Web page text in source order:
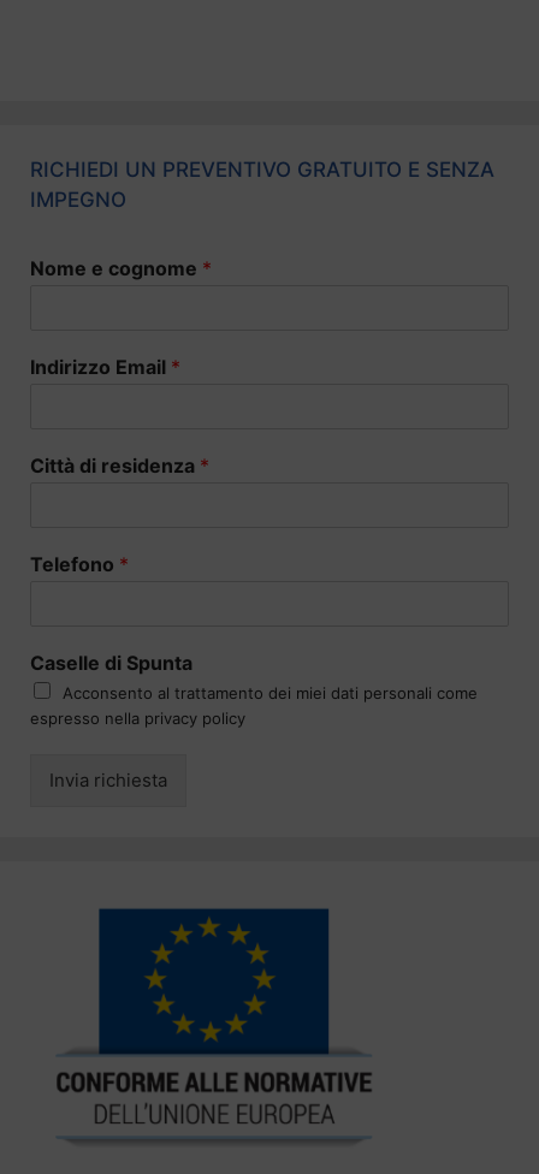
RICHIEDI UN PREVENTIVO GRATUITO E SENZA
IMPEGNO
Nome e cognome *
Indirizzo Email *
Città di residenza *
Telefono *
Caselle di Spunta
Acconsento al trattamento dei miei dati personali come
espresso nella privacy policy
Invia richiesta